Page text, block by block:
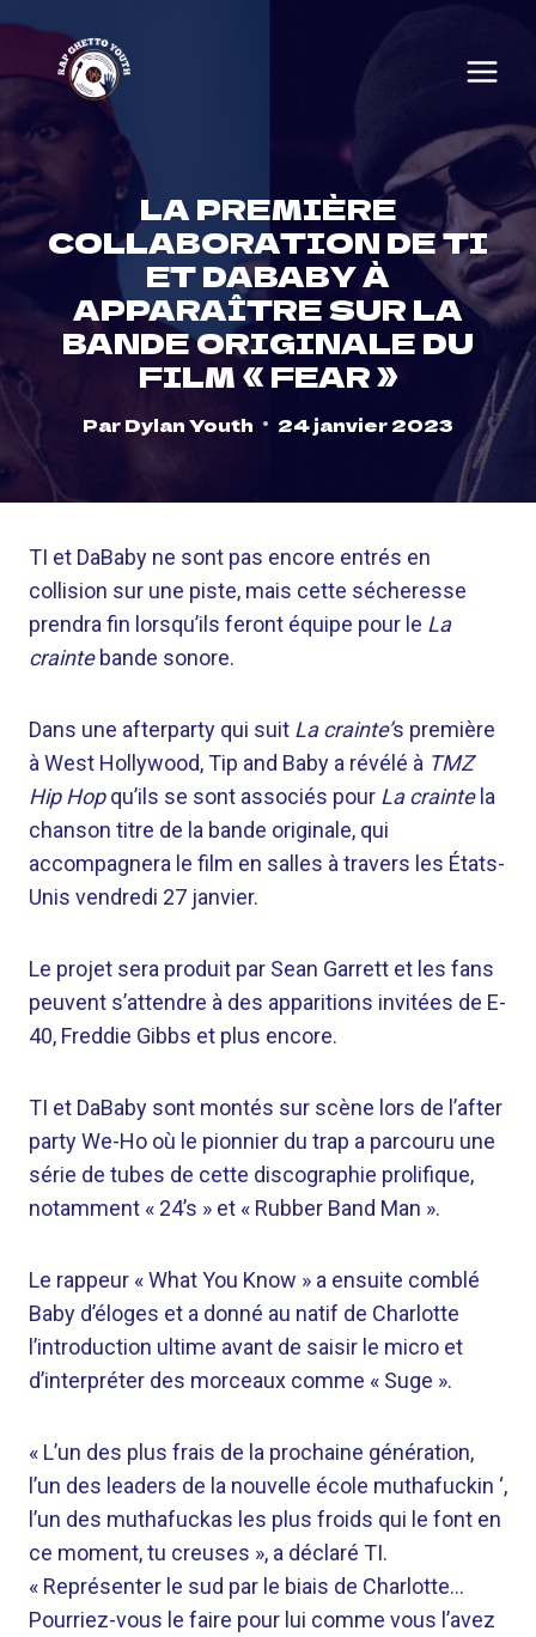
content
LA PREMIÈRE
COLLABORATION DE TI
ET DABABY À
APPARAÎTRE SUR LA
BANDE ORIGINALE DU
FILM « FEAR »
ParDylan Youth 24 janvier 2023
TI et DaBaby ne sont pas encore entrés en
collision sur une piste, mais cette sécheresse
prendra fin lorsqu’ils feront équipe pour le La
craintebande sonore.
Dans une afterparty qui suit La crainte’s première
à West Hollywood, Tip and Baby a révélé à TMZ
Hip Hopqu’ils se sont associés pour La craintela
chanson titre de la bande originale, qui
accompagnera le film en salles à travers les États-
Unis vendredi 27 janvier.
Le projet sera produit par Sean Garrett et les fans
peuvent s’attendre à des apparitions invitées de E-
40, Freddie Gibbs et plus encore.
TI et DaBaby sont montés sur scène lors de l’after
party We-Ho où le pionnier du trap a parcouru une
série de tubes de cette discographie prolifique,
notamment « 24’s » et « Rubber Band Man ».
Le rappeur « What You Know » a ensuite comblé
Baby d’éloges et a donné au natif de Charlotte
l’introduction ultime avant de saisir le micro et
d’interpréter des morceaux comme « Suge ».
« L’un des plus frais de la prochaine génération,
l’un des leaders de la nouvelle école muthafuckin ‘,
l’un des muthafuckas les plus froids qui le font en
ce moment, tu creuses », a déclaré TI.
« Représenter le sud par le biais de Charlotte…
Pourriez-vous le faire pour lui comme vous l’avez